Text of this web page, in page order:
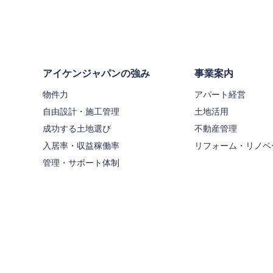
アイケンジャパンの強み
物件力
自由設計・施工管理
成功する土地選び
入居率・収益稼働率
管理・サポート体制
事業案内
アパート経営
土地活用
不動産管理
リフォーム・リノ